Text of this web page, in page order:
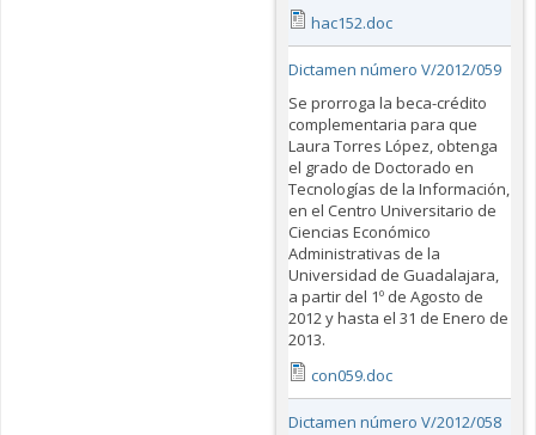
hac152.doc
Dictamen número V/2012/059
Se prorroga la beca-crédito
complementaria para que
Laura Torres López, obtenga
el grado de Doctorado en
Tecnologías de la Información,
en el Centro Universitario de
Ciencias Económico
Administrativas de la
Universidad de Guadalajara,
a partir del 1º de Agosto de
2012 y hasta el 31 de Enero de
2013.
con059.doc
Dictamen número V/2012/058